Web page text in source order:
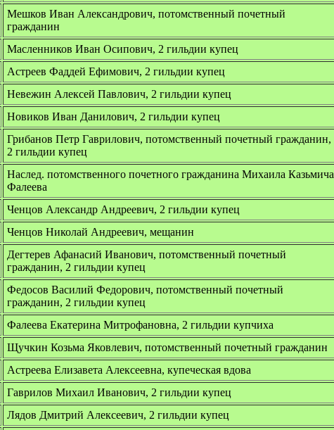
Мешков Иван Александрович, потомственный почетный
гражданин
Масленников Иван Осипович, 2 гильдии купец
Астреев Фаддей Ефимович, 2 гильдии купец
Невежин Алексей Павлович, 2 гильдии купец
Новиков Иван Данилович, 2 гильдии купец
Грибанов Петр Гаврилович, потомственный почетный гражданин,
2 гильдии купец
Наслед. потомственного почетного гражданина Михаила Казьмича
Фалеева
Ченцов Александр Андреевич, 2 гильдии купец
Ченцов Николай Андреевич, мещанин
Дегтерев Афанасий Иванович, потомственный почетный
гражданин, 2 гильдии купец
Федосов Василий Федорович, потомственный почетный
гражданин, 2 гильдии купец
Фалеева Екатерина Митрофановна, 2 гильдии купчиха
Щучкин Козьма Яковлевич, потомственный почетный гражданин
Астреева Елизавета Алексеевна, купеческая вдова
Гаврилов Михаил Иванович, 2 гильдии купец
Лядов Дмитрий Алексеевич, 2 гильдии купец